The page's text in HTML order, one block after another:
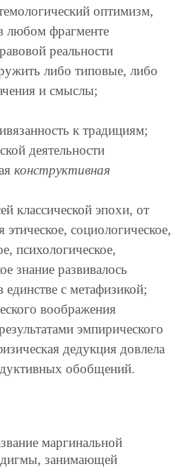
оптимизм,
любом фрагменте
реальности
либо типовые, либо
и смыслы;
к традициям;
деятельности
конструктивная
классической эпохи, от
этическое, социологическое,
психологическое,
знание развивалось
с метафизикой;
воображения
эмпирического
дедукция довлела
обобщений.
маргинальной
занимающей